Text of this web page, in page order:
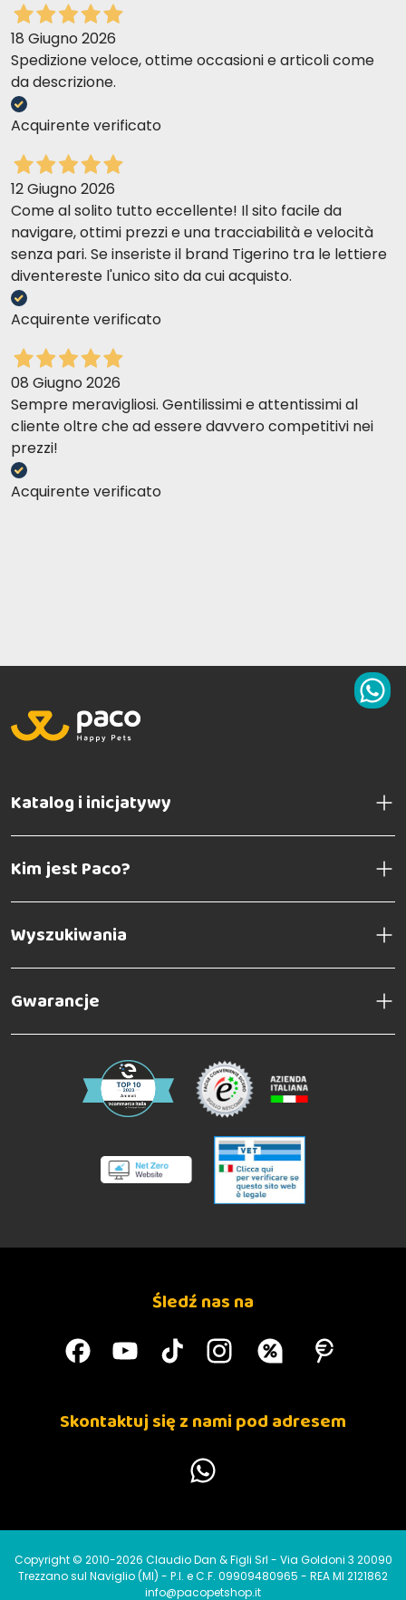
18 Giugno 2026
Spedizione veloce, ottime occasioni e articoli come
da descrizione.
Acquirente verificato
12 Giugno 2026
Come al solito tutto eccellente! Il sito facile da
navigare, ottimi prezzi e una tracciabilità e velocità
senza pari. Se inseriste il brand Tigerino tra le lettiere
diventereste l'unico sito da cui acquisto.
Acquirente verificato
08 Giugno 2026
Sempre meravigliosi. Gentilissimi e attentissimi al
cliente oltre che ad essere davvero competitivi nei
prezzi!
Acquirente verificato
Katalog i inicjatywy
Kim jest Paco?
Wyszukiwania
Gwarancje
Śledź nas na
Skontaktuj się z nami pod adresem
Copyright © 2010-2026 Claudio Dan & Figli Srl - Via Goldoni 3 20090
Trezzano sul Naviglio (MI) - P.I. e C.F. 09909480965 - REA MI 2121862
info@pacopetshop.it